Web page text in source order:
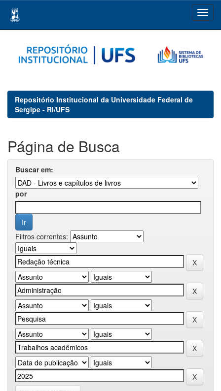
navigation
Repositório Institucional da Universidade Federal de
Sergipe - RI/UFS
Página de Busca
Buscar em:
por
Filtros correntes: